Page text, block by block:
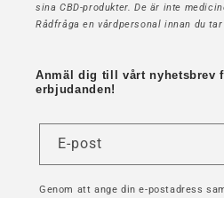
sina CBD-produkter. De är inte
Rådfråga en vårdpersonal innan du
Anmäl dig till vårt nyhetsbrev
erbjudanden!
E-post
Genom att ange din e-postadress